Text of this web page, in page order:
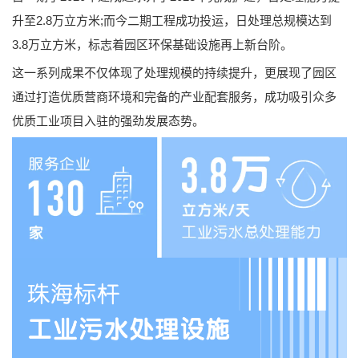
升至2.8万立方米;而今二期工程成功投运，日处理总规模达到
3.8万立方米，标志着园区环保基础设施再上新台阶。
这一系列成果不仅体现了处理规模的持续提升，更展现了园区
通过打造优质营商环境和完备的产业配套服务，成功吸引众多
优质工业项目入驻的强劲发展态势。